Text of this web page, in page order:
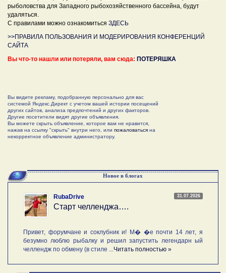
рыболовства для Западного рыбохозяйственного бассейна, будут
удаляться.
С правилами можно ознакомиться ЗДЕСЬ
>>ПРАВИЛА ПОЛЬЗОВАНИЯ И МОДЕРИРОВАНИЯ КОНФЕРЕНЦИЙ
САЙТА
Вы что-то нашли или потеряли, вам сюда: ПОТЕРЯШКА
Вы видите рекламу, подобранную персонально для вас
системой Яндекс.Директ с учетом вашей истории посещений
других сайтов, анализа предпочтений и других факторов.
Другие посетители видят другие объявления.
Вы можете скрыть объявление, которое вам не нравится,
нажав на ссылку "скрыть" внутри него, или пожаловаться на
некорректное объявление администратору.
Новое в блогах
31.07.2026
RubaDrive
Старт челленджа….
Привет, форумчане и соклубник и! М� �е почти 14 лет, я
безумно люблю рыбалку и решил запустить легендарн ый
челлендж по обмену (в стиле ... Читать полностью »